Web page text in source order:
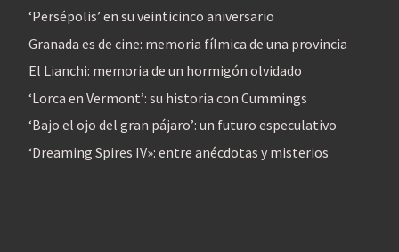
‘Persépolis’ en su veinticinco aniversario
Granada es de cine: memoria fílmica de una provincia
El Lianchi: memoria de un hormigón olvidado
‘Lorca en Vermont’: su historia con Cummings
‘Bajo el ojo del gran pájaro’: un futuro especulativo
‘Dreaming Spires IV»: entre anécdotas y misterios